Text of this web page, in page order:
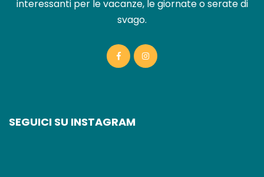
interessanti per le vacanze, le giornate o serate di
svago.
SEGUICI SU INSTAGRAM